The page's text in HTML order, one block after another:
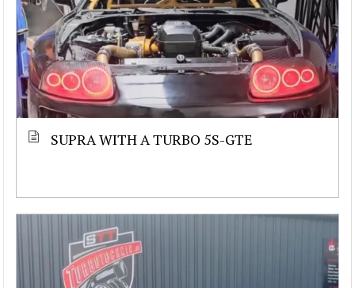
SUPRA WITH A TURBO 5S-GTE